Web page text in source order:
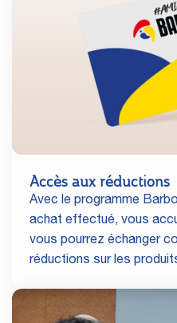
Accès aux réductions
Avec le programme
achat effectué, vous
vous pourrez échanger
réductions sur les